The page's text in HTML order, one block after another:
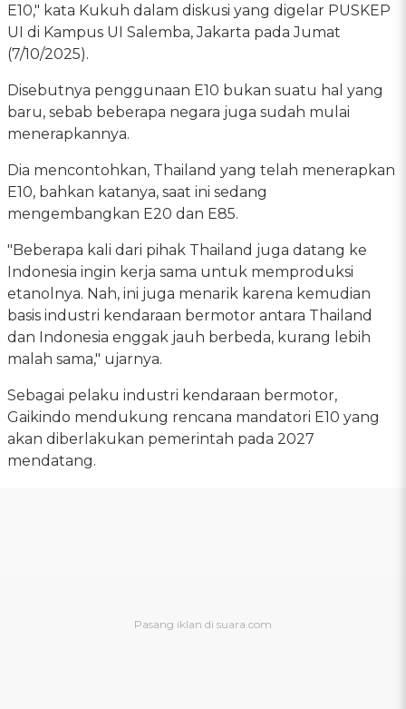
E10," kata Kukuh dalam diskusi yang digelar PUSKEP
UI di Kampus UI Salemba, Jakarta pada Jumat
(7/10/2025).
Disebutnya penggunaan E10 bukan suatu hal yang
baru, sebab beberapa negara juga sudah mulai
menerapkannya.
Dia mencontohkan, Thailand yang telah menerapkan
E10, bahkan katanya, saat ini sedang
mengembangkan E20 dan E85.
"Beberapa kali dari pihak Thailand juga datang ke
Indonesia ingin kerja sama untuk memproduksi
etanolnya. Nah, ini juga menarik karena kemudian
basis industri kendaraan bermotor antara Thailand
dan Indonesia enggak jauh berbeda, kurang lebih
malah sama," ujarnya.
Sebagai pelaku industri kendaraan bermotor,
Gaikindo mendukung rencana mandatori E10 yang
akan diberlakukan pemerintah pada 2027
mendatang.